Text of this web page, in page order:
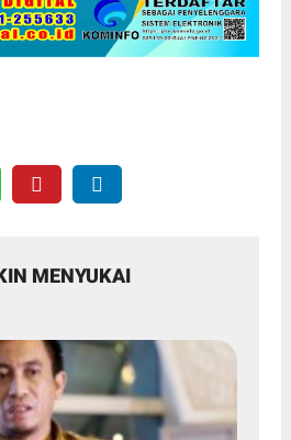
MENYUKAI